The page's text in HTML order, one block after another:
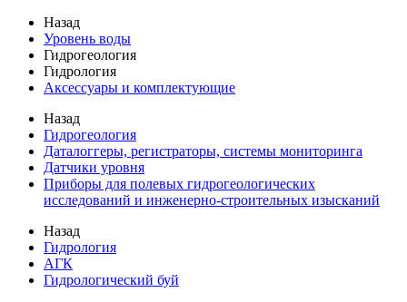
Назад
Уровень воды
Гидрогеология
Гидрология
Аксессуары и комплектующие
Назад
Гидрогеология
Даталоггеры, регистраторы, системы мониторинга
Датчики уровня
Приборы для полевых гидрогеологических
исследований и инженерно-строительных изысканий
Назад
Гидрология
АГК
Гидрологический буй